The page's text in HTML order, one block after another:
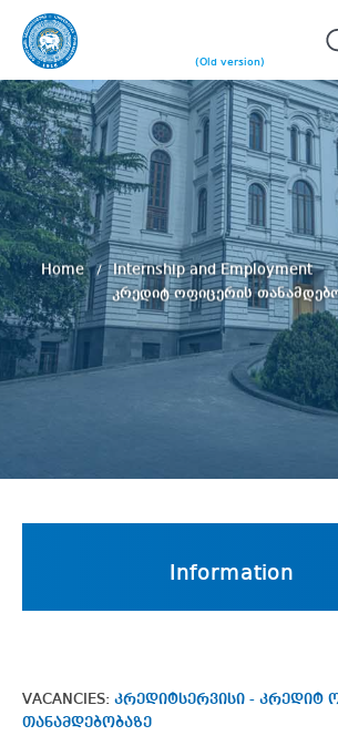
(Old version)
Home Internship and Employment
კრედიტ ოფიცერის
Information
VACANCIES: კრედიტსერვისი - კრედიტ
თანამდებობაზე